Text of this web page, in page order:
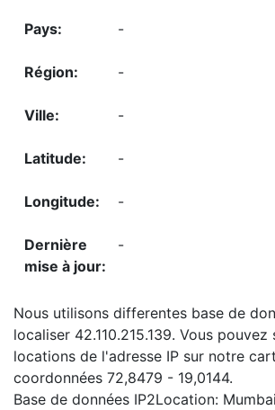
-
-
-
-
-
-
Nous utilisons differentes base de
localiser 42.110.215.139. Vous pouvez
locations de l'adresse IP sur notre
coordonnées 72,8479 - 19,0144.
Base de données IP2Location: